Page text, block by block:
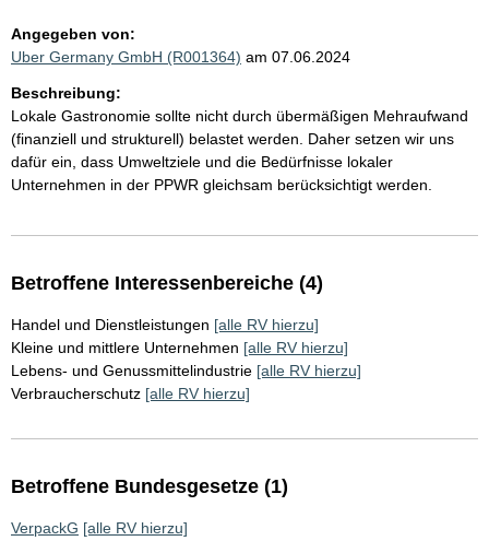
Angegeben von:
Uber Germany GmbH (R001364) am 07.06.2024
Beschreibung:
Lokale Gastronomie sollte nicht durch übermäßigen Mehraufwand
(finanziell und strukturell) belastet werden. Daher setzen wir uns
dafür ein, dass Umweltziele und die Bedürfnisse lokaler
Unternehmen in der PPWR gleichsam berücksichtigt werden.
Betroffene Interessenbereiche (4)
Handel und Dienstleistungen [alle RV hierzu]
Kleine und mittlere Unternehmen [alle RV hierzu]
Lebens- und Genussmittelindustrie [alle RV hierzu]
Verbraucherschutz [alle RV hierzu]
Betroffene Bundesgesetze (1)
VerpackG [alle RV hierzu]